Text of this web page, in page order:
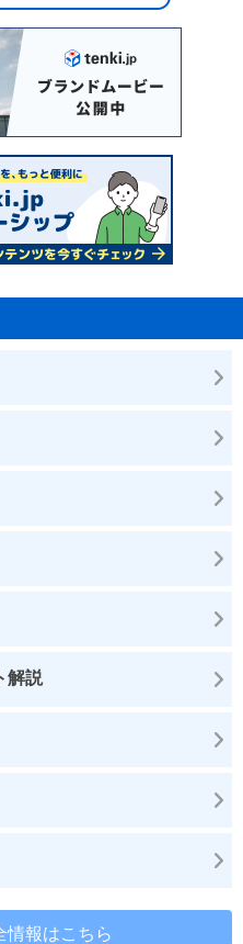
解説
情報はこちら